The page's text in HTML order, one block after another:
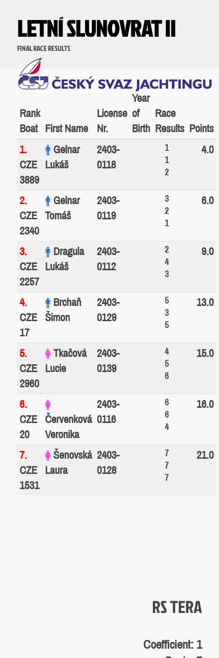
LETNÍ SLUNOVRAT II
FINAL RACE RESULTS
Rank
Boat
First Name
License
Nr.
Year
of
Birth
Race
Results Points
1.
CZE
3889
Gelnar
Lukáš
2403-
0118
1
1
2
4.0
2.
CZE
2340
Gelnar
Tomáš
2403-
0119
3
2
1
6.0
3.
CZE
2257
Dragula
Lukáš
2403-
0112
2
4
3
9.0
4.
CZE
17
Brchaň
Šimon
2403-
0129
5
3
5
13.0
5.
CZE
2960
Tkačová
Lucie
2403-
0139
4
5
6
15.0
6.
CZE
20
Červenková
Veronika
2403-
0116
6
6
4
16.0
7.
CZE
1531
Šenovská
Laura
2403-
0128
7
7
7
21.0
RS TERA
Coefficient: 1